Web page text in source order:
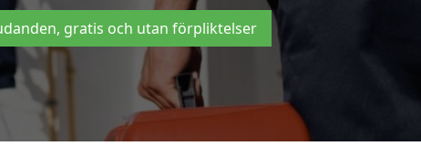
gratis och utan förpliktelser